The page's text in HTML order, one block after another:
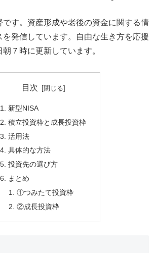
です。資産形成や老後の資金に関する情
を発信しています。自由な生き方を応援
７時に更新しています。
目次
新型NISA
積立投資枠と成長投資枠
活用法
具体的な方法
投資先の選び方
まとめ
①つみたて投資枠
②成長投資枠